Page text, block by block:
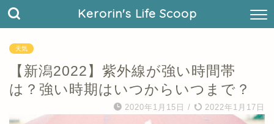
Kerorin's Life Scoop
天気
【新潟2022】紫外線が強い時間帯
は？強い時期はいつからいつまで？
2020年1月15日 / 2022年1月17日